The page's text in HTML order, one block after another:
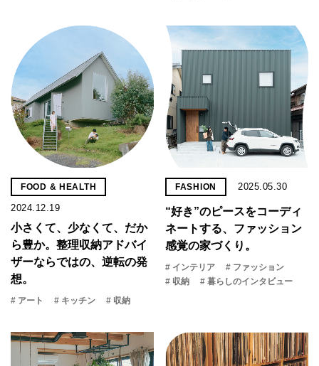
FOOD & HEALTH
2024.12.19
小さくて、少なくて、だか
ら豊か。整理収納アドバイ
ザーならではの、逆転の発
想。
# アート # キッチン # 収納
FASHION 2025.05.30
“好き”のピースをコーディ
ネートする、ファッション
感覚の家づくり。
# インテリア
# ファッション
# 収納
# 暮らしのインタビュー